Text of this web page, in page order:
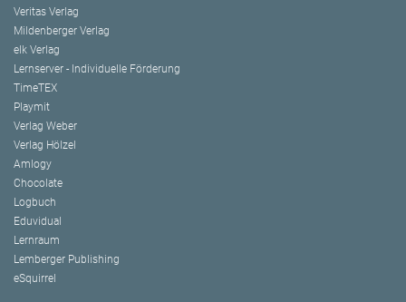
Veritas Verlag
Mildenberger Verlag
elk Verlag
Lernserver - Individuelle Förderung
TimeTEX
Playmit
Verlag Weber
Verlag Hölzel
Amlogy
Chocolate
Logbuch
Eduvidual
Lernraum
Lemberger Publishing
eSquirrel